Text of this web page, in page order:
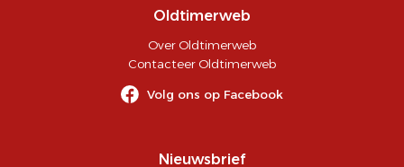
Oldtimerweb
Over Oldtimerweb
Contacteer Oldtimerweb
Volg ons op Facebook
Nieuwsbrief